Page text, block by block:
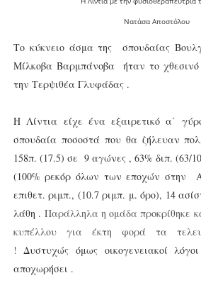
Νατάσα Αποστόλου
Το κύκνειο άσμα της σπουδαίας
Μίλκοβα Βαρμπάνοβα ήταν το χθεσινό
την Τερψιθέα Γλυφάδας .
Η Λίντια είχε ένα εξαιρετικό α΄
σπουδαία ποσοστά που θα ζήλευαν
158π. (17.5) σε 9 αγώνες , 63% διπ. (63/
(100% ρεκόρ όλων των εποχών στην
επιθετ. ριμπ., (10.7 ριμπ. μ. όρο), 14
λάθη .Παράλληλα η ομάδα προκρίθηκε
κυπέλλου για έκτη φορά τα
! Δυστυχώς όμως οικογενειακοί
αποχωρήσει .